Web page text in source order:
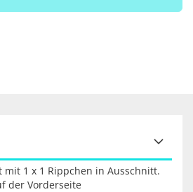
mit 1 x 1 Rippchen in Ausschnitt.
der Vorderseite